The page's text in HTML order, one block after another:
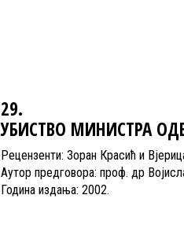
29.
УБИСТВО МИНИСТРА
Рецензенти: Зоран Красић и
Аутор предговора: проф. др
Година издања: 2002.